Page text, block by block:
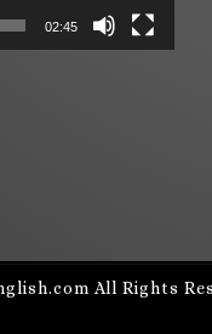
02:45
All Rights